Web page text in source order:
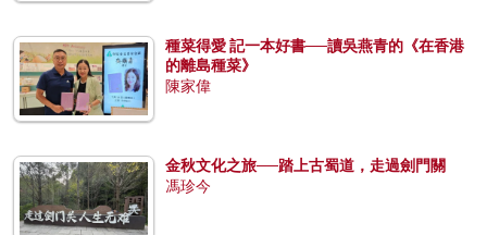
種菜得愛 記一本好書──讀吳燕青的《在香港
的離島種菜》
陳家偉
金秋文化之旅──踏上古蜀道，走過劍門關
馮珍今